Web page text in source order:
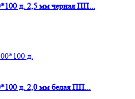
д. 2,5 мм черная ПП...
д. 2,0 мм белая ПП...